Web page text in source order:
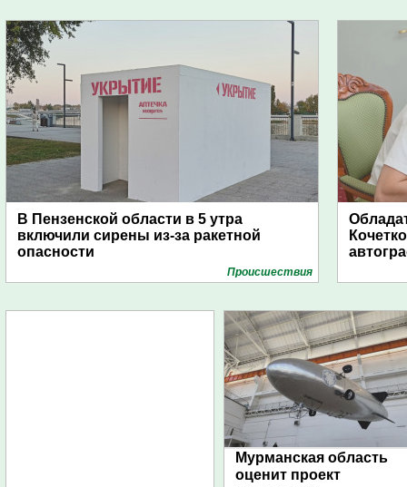
В Пензенской области в 5 утра
включили сирены из-за ракетной
опасности
Проиcшествия
Мурманская область
оценит проект